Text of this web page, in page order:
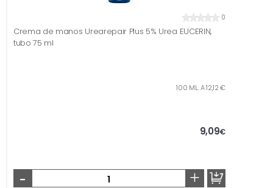
0
Crema de manos Urearepair Plus 5% Urea EUCERIN,
tubo 75 ml
100 ML. A 12,12 €
9,09€
- +